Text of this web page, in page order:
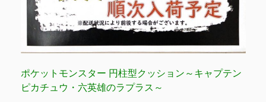
ポケットモンスター 円柱型クッション～キャプテン
ピカチュウ・六英雄のラプラス～